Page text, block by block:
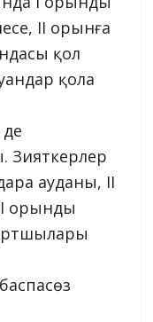
ІІ орынға
қол
қола
Зияткерлер
ауданы, ІІ
орынды